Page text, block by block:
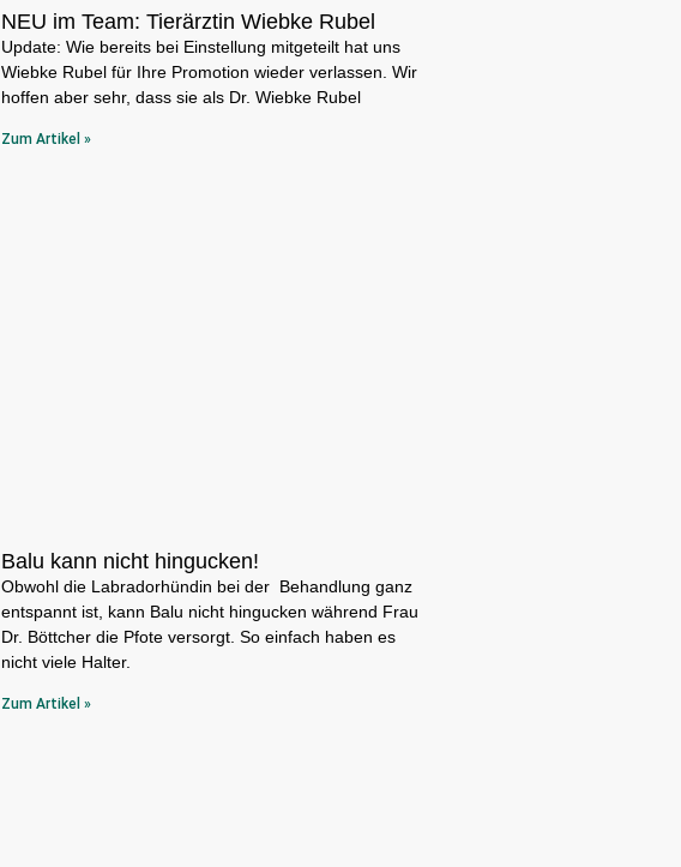
NEU im Team: Tierärztin Wiebke Rubel
Update: Wie bereits bei Einstellung mitgeteilt hat uns
Wiebke Rubel für Ihre Promotion wieder verlassen. Wir
hoffen aber sehr, dass sie als Dr. Wiebke Rubel
Zum Artikel »
Balu kann nicht hingucken!
Obwohl die Labradorhündin bei der Behandlung ganz
entspannt ist, kann Balu nicht hingucken während Frau
Dr. Böttcher die Pfote versorgt. So einfach haben es
nicht viele Halter.
Zum Artikel »